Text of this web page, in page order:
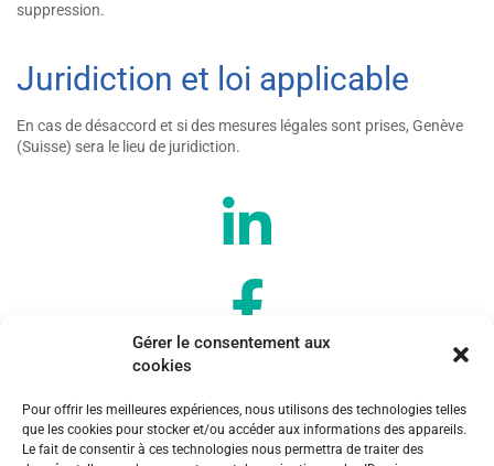
Gérer le consentement aux
cookies
Pour offrir les meilleures expériences, nous utilisons des technologies telles
que les cookies pour stocker et/ou accéder aux informations des appareils.
Le fait de consentir à ces technologies nous permettra de traiter des
suppression.
Juridiction et loi applicable
En cas de désaccord et si des mesures légales sont prises, Genève
(Suisse) sera le lieu de juridiction.